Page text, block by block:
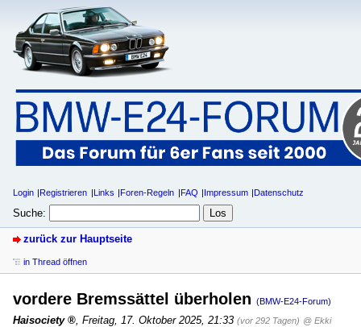
Login Registrieren Links Foren-Regeln FAQ Impressum Datenschutz
Suche:
zurück zur Hauptseite
in Thread öffnen
vordere Bremssättel überholen (BMW-E24-Forum)
Haisociety Freitag, 17. Oktober 2025, 21:33 (vor 292 Tagen) @ Ekki